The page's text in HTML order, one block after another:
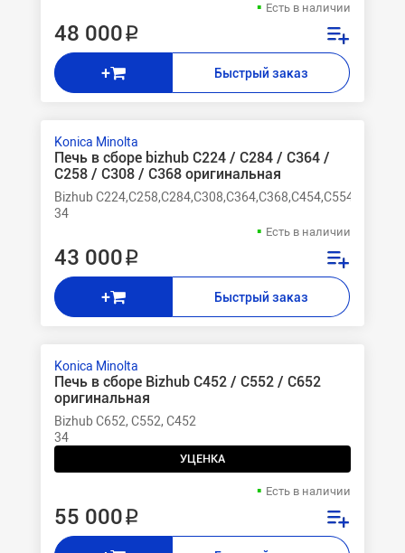
Есть в наличии
48 000 ₽
+ Быстрый заказ
Konica Minolta
Печь в сборе bizhub C224 / C284 / C364 /
С258 / С308 / С368 оригинальная
Bizhub C224,C258,C284,C308,C364,C368,C454,C554
34
Есть в наличии
43 000 ₽
+ Быстрый заказ
Konica Minolta
Печь в сборе Bizhub C452 / C552 / C652
оригинальная
Bizhub C652, C552, C452
34
УЦЕНКА
Есть в наличии
55 000 ₽